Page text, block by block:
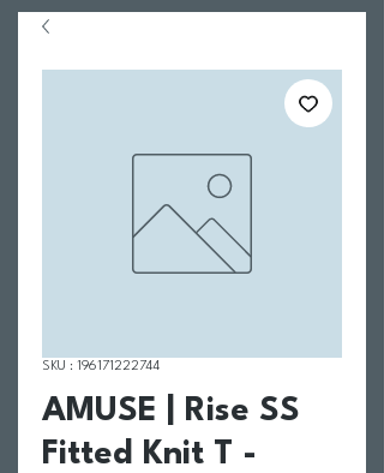
SKU : 196171222744
AMUSE | Rise SS
Fitted Knit T -